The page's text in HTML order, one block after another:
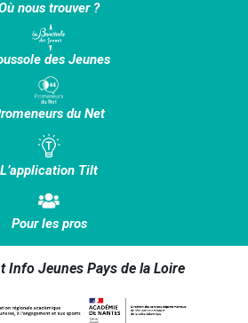
nous trouver ?
des Jeunes
du Net
L’application Tilt
Pour les pros
Info Jeunes Pays de la Loire